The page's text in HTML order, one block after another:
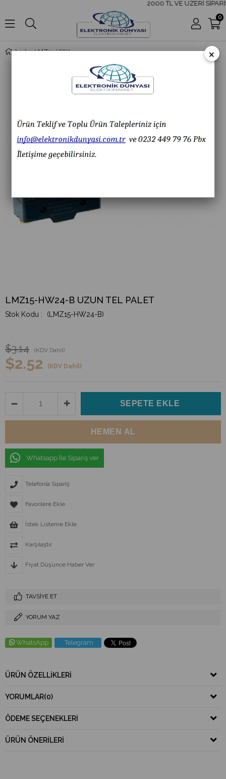
2000 TL VE ÜZERİ
0
LMZ15-HW24-B UZUN TEL PALET
LMZ15-HW24-B UZUN TEL PALET
(LMZ15-HW24-B)
$3.14 (KDV Dahil)
$2.52 (KDV Dahil)
Whatsapp İle Sipariş ver
Telefonla Sipariş
Favorilere Ekle
İstek Listeme Ekle
Karşılaştır
Fiyat Düşünce Haber Ver
TAVSIYE ET
YORUM YAZ
WhatsApp Telegram
ÜRÜN ÖZELLIKLERI
YORUMLAR(0)
ÖDEME SEÇENEKLERI
ÜRÜN ÖNERILERI
×